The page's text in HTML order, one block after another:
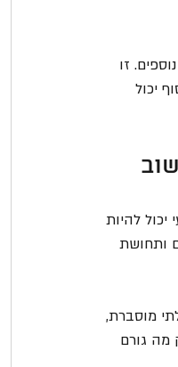
זו
יכול
יכול להיות
ותחושת
מוסברת,
מה גורם